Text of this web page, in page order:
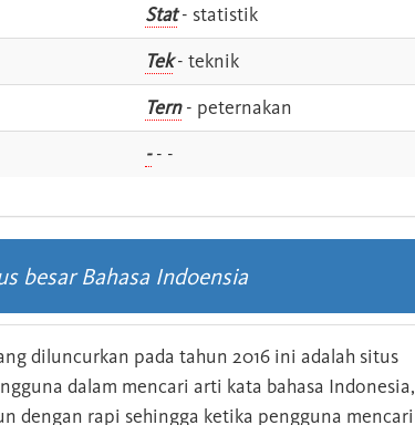
Stat- statistik
Tek- teknik
Tern- peternakan
-- -
besar Bahasa Indoensia
diluncurkan pada tahun 2016 ini adalah situs
dalam mencari arti kata bahasa Indonesia,
dengan rapi sehingga ketika pengguna mencari